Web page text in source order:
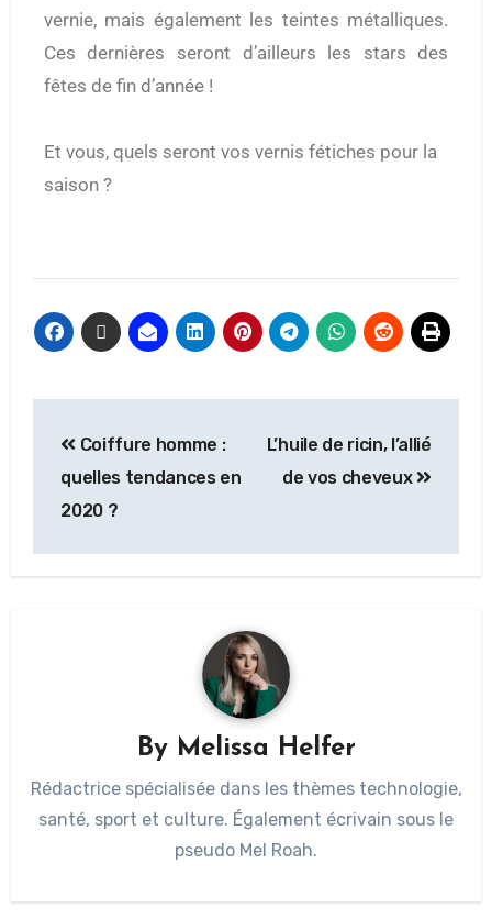
vernie, mais également les teintes métalliques.
Ces dernières seront d’ailleurs les stars des
fêtes de fin d’année !
Et vous, quels seront vos vernis fétiches pour la
saison ?
Coiffure homme :
quelles tendances en
2020 ?
L’huile de ricin, l’allié
de vos cheveux
By Melissa Helfer
Rédactrice spécialisée dans les thèmes technologie,
santé, sport et culture. Également écrivain sous le
pseudo Mel Roah.